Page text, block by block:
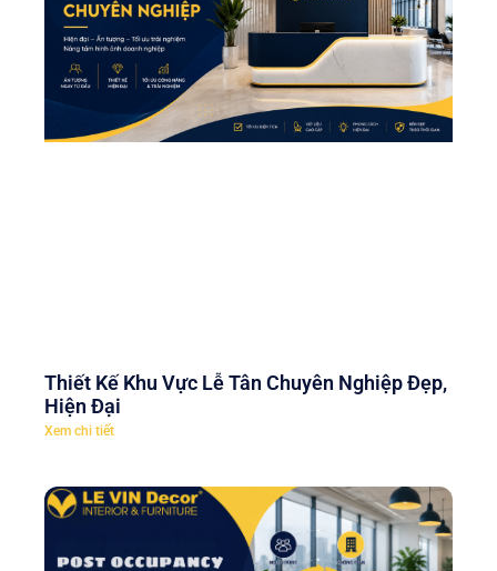
Thiết Kế Khu Vực Lễ Tân Chuyên Nghiệp Đẹp,
Hiện Đại
Xem chi tiết